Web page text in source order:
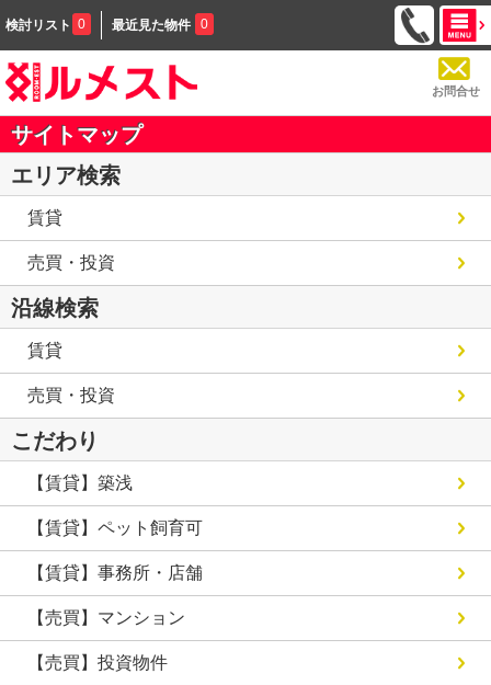
検討リスト 0 最近見た物件 0
お問合せ
サイトマップ
エリア検索
賃貸
売買・投資
沿線検索
賃貸
売買・投資
こだわり
【賃貸】築浅
【賃貸】ペット飼育可
【賃貸】事務所・店舗
【売買】マンション
【売買】投資物件